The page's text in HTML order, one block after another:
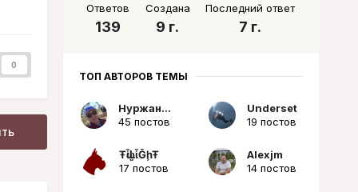
0
Ответов
139
Создана
9 г.
Последний ответ
7 г.
ТОП АВТОРОВ ТЕМЫ
Нуржаныч
45 постов
Underset
19 постов
ŦᾡἷḶἷḠḩŦ
17 постов
Alexjm
14 постов